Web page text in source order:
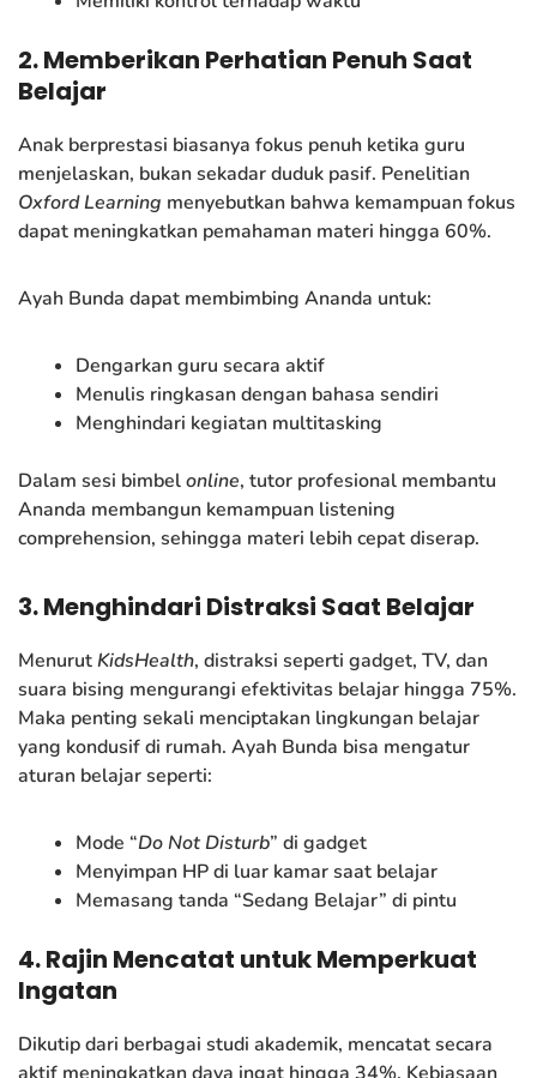
2. Memberikan Perhatian Penuh Saat
Belajar
Anak berprestasi biasanya fokus penuh ketika guru
menjelaskan, bukan sekadar duduk pasif. Penelitian
Oxford Learning menyebutkan bahwa kemampuan fokus
dapat meningkatkan pemahaman materi hingga 60%.
Ayah Bunda dapat membimbing Ananda untuk:
Dengarkan guru secara aktif
Menulis ringkasan dengan bahasa sendiri
Menghindari kegiatan multitasking
Dalam sesi bimbelonline, tutor profesional membantu
Ananda membangun kemampuan listening
comprehension, sehingga materi lebih cepat diserap.
3. Menghindari Distraksi Saat Belajar
MenurutKidsHealth, distraksi seperti gadget, TV, dan
suara bising mengurangi efektivitas belajar hingga 75%.
Maka penting sekali menciptakan lingkungan belajar
yang kondusif di rumah. Ayah Bunda bisa mengatur
aturan belajar seperti:
Mode “Do Not Disturb” di gadget
Menyimpan HP di luar kamar saat belajar
Memasang tanda “Sedang Belajar” di pintu
4. Rajin Mencatat untuk Memperkuat
Ingatan
Dikutip dari berbagai studi akademik, mencatat secara